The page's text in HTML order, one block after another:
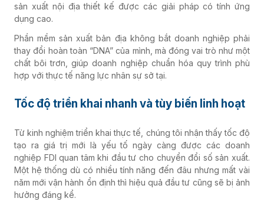
sản xuất nội địa thiết kế được các giải pháp có tính ứng
dụng cao.
Phần mềm sản xuất bản địa không bắt doanh nghiệp phải
thay đổi hoàn toàn “DNA” của mình, mà đóng vai trò như một
chất bôi trơn, giúp doanh nghiệp chuẩn hóa quy trình phù
hợp với thực tế năng lực nhân sự sở tại.
Tốc độ triển khai nhanh và tùy biến linh hoạt
Từ kinh nghiệm triển khai thực tế, chúng tôi nhận thấy tốc độ
tạo ra giá trị mới là yếu tố ngày càng được các doanh
nghiệp FDI quan tâm khi đầu tư cho chuyển đổi số sản xuất.
Một hệ thống dù có nhiều tính năng đến đâu nhưng mất vài
năm mới vận hành ổn định thì hiệu quả đầu tư cũng sẽ bị ảnh
hưởng đáng kể.